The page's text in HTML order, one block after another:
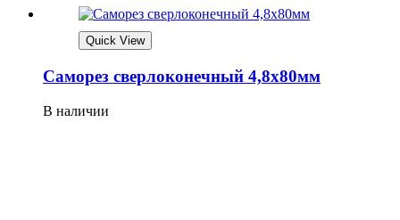
Quick View
Саморез сверлоконечный 4,8х80мм
В наличии